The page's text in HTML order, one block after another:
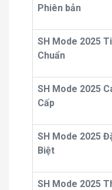
Phiên bản
SH Mode 2025
Chuẩn
SH Mode 2025
Cấp
SH Mode 2025
Biệt
SH Mode 2025